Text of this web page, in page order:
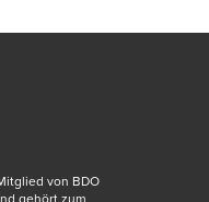
von BDO
gehört zum